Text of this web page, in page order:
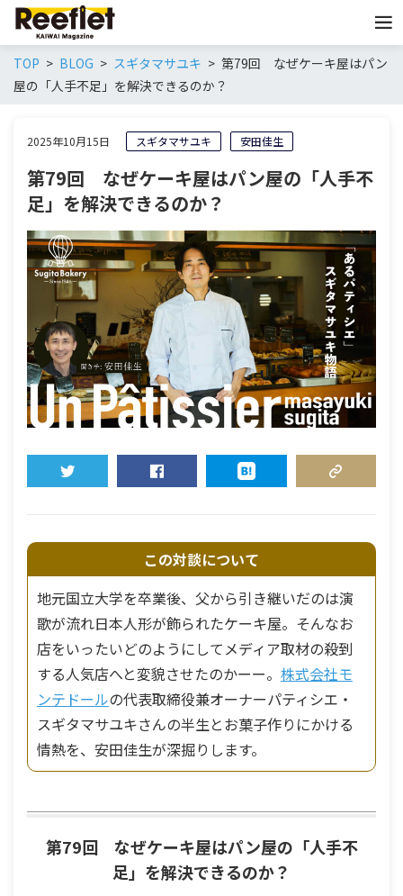
TOP BLOG スギタマサユキ
第79回 なぜケーキ屋はパン
屋の「人手不足」を解決できるのか？
2025年10月15日 スギタマサユキ 安田佳生
第79回 なぜケーキ屋はパン屋の「人手不
足」を解決できるのか？
この対談について
地元国立大学を卒業後、父から引き継いだのは演
歌が流れ日本人形が飾られたケーキ屋。そんなお
店をいったいどのようにしてメディア取材の殺到
する人気店へと変貌させたのかーー。 株式会社モ
ンテドールの代表取締役兼オーナーパティシエ・
スギタマサユキさんの半生とお菓子作りにかける
情熱を、安田佳生が深掘りします。
第79回 なぜケーキ屋はパン屋の「人手不
足」を解決できるのか？